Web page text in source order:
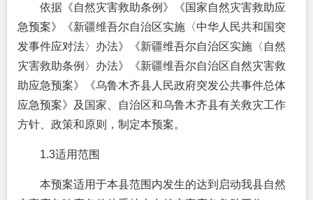
依据《自然灾害救助条例》《国家自然灾害救助应
急预案》《新疆维吾尔自治区实施〈中华人民共和国突
发事件应对法〉办法》《新疆维吾尔自治区实施〈自然
灾害救助条例〉办法》《新疆维吾尔自治区自然灾害救
助应急预案》《乌鲁木齐县人民政府突发公共事件总体
应急预案》及国家、自治区和乌鲁木齐县有关救灾工作
方针、政策和原则，制定本预案。
1.3适用范围
本预案适用于本县范围内发生的达到启动我县自然